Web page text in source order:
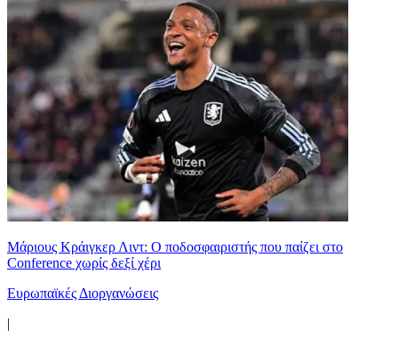
Μάριους Κράιγκερ Λιντ: Ο ποδοσφαιριστής που παίζει στο
Conference χωρίς δεξί χέρι
Ευρωπαϊκές Διοργανώσεις
|